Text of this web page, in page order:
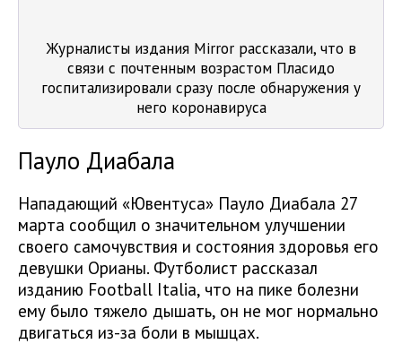
Журналисты издания Mirror рассказали, что в
связи с почтенным возрастом Пласидо
госпитализировали сразу после обнаружения у
него коронавируса
Пауло Диабала
Нападающий «Ювентуса» Пауло Диабала 27
марта сообщил о значительном улучшении
своего самочувствия и состояния здоровья его
девушки Орианы. Футболист рассказал
изданию Football Italia, что на пике болезни
ему было тяжело дышать, он не мог нормально
двигаться из-за боли в мышцах.